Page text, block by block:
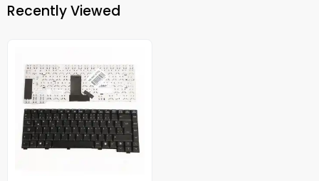
Recently Viewed